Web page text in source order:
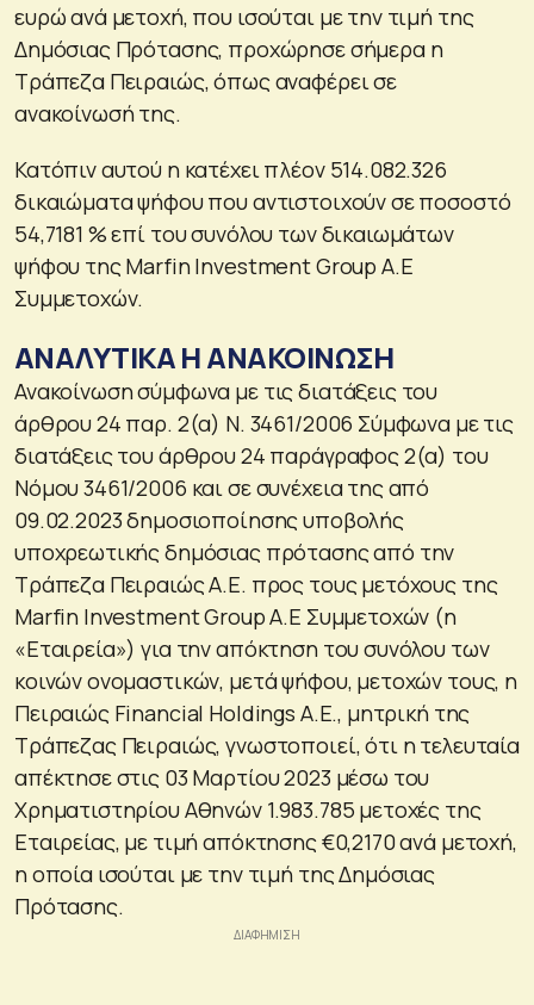
ευρώ ανά μετοχή, που ισούται με την τιμή της
Δημόσιας Πρότασης, προχώρησε σήμερα η
Τράπεζα Πειραιώς, όπως αναφέρει σε
ανακοίνωσή της.
Κατόπιν αυτού η κατέχει πλέον 514.082.326
δικαιώματα ψήφου που αντιστοιχούν σε ποσοστό
54,7181 % επί του συνόλου των δικαιωμάτων
ψήφου της Marfin Investment Group A.E
Συμμετοχών.
ΑΝΑΛΥΤΙΚΑ Η ΑΝΑΚΟΙΝΩΣΗ
Ανακοίνωση σύμφωνα με τις διατάξεις του
άρθρου 24 παρ. 2(α) Ν. 3461/2006 Σύμφωνα με τις
διατάξεις του άρθρου 24 παράγραφος 2(α) του
Νόμου 3461/2006 και σε συνέχεια της από
09.02.2023 δημοσιοποίησης υποβολής
υποχρεωτικής δημόσιας πρότασης από την
Τράπεζα Πειραιώς Α.Ε. προς τους μετόχους της
Marfin Investment Group A.E Συμμετοχών (η
«Εταιρεία») για την απόκτηση του συνόλου των
κοινών ονομαστικών, μετά ψήφου, μετοχών τους, η
Πειραιώς Financial Holdings A.E., μητρική της
Τράπεζας Πειραιώς, γνωστοποιεί, ότι η τελευταία
απέκτησε στις 03 Μαρτίου 2023 μέσω του
Χρηματιστηρίου Αθηνών 1.983.785 μετοχές της
Εταιρείας, με τιμή απόκτησης €0,2170 ανά μετοχή,
η οποία ισούται με την τιμή της Δημόσιας
Πρότασης.